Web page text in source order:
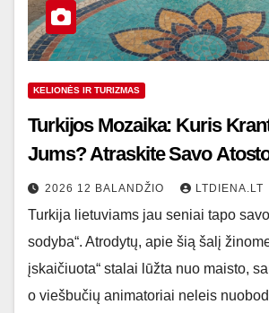
KELIONĖS IR TURIZMAS
Turkijos Mozaika: Kuris
Jums? Atraskite Savo
2026 12 BALANDŽIO LTDIENA.LT
Turkija lietuviams jau seniai tapo
sodyba“. Atrodytų, apie šią šalį
įskaičiuota“ stalai lūžta nuo maisto,
o viešbučių animatoriai neleis